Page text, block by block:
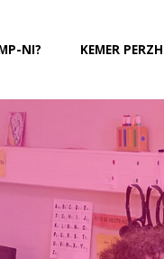
NI? KEMER PERZH